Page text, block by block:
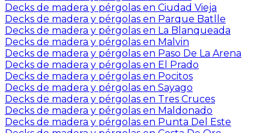
Decks de madera y pérgolas en Ciudad Vieja
Decks de madera y pérgolas en Parque Batlle
Decks de madera y pérgolas en La Blanqueada
Decks de madera y pérgolas en Malvin
Decks de madera y pérgolas en Paso De La Arena
Decks de madera y pérgolas en El Prado
Decks de madera y pérgolas en Pocitos
Decks de madera y pérgolas en Sayago
Decks de madera y pérgolas en Tres Cruces
Decks de madera y pérgolas en Maldonado
Decks de madera y pérgolas en Punta Del Este